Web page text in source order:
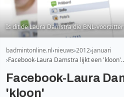
Is dit de Laura Damstra die BNL-
badmintonline.nl nieuws 2012 januari
Facebook-Laura Damstra lijkt een
Facebook-Laura
'kloon'